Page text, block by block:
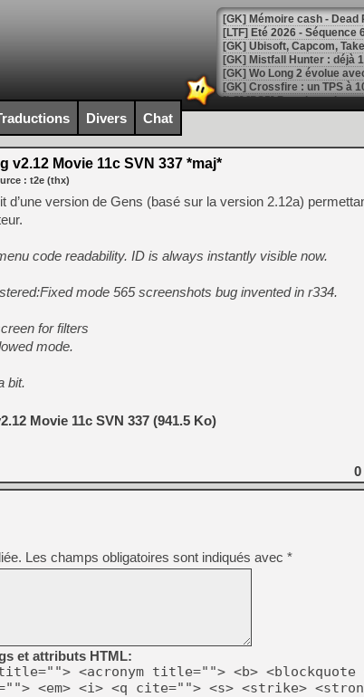
[LTF] Eté 2026 - Séquence
[GK] Mistfall Hunter : déjà
[GK] Wo Long 2 évolue
[GK] Crossfire : un TPS à
[LS] [PS5] Premiers
[Mo5] DOOM arrive en
[GK] Bethesda fête les 30
[GK] Roblox : l'action en
[GK] Agenda - GeForce
[GK] Devolver Digital en a
[LS] [PS5] ps5-y2jb-
[GK] Pourquoi Marvel
[GK] Test : Restory : Chill
[GK] GTA 6 : Rockstar
[GK] Hot Wheels Infinite
[GK] Mémoire cash -
[GK] Résultats Nintendo :
[GK] Déjà des
[Mo5] Brickboy cherche à
[GK] Minecraft et ses «
[GK] Beast of
[GK] Ubisoft : fin de partie
[GK] Mémoire cash -
[GK] Dan Houser (GTA)
[GK] Comment EA Sports
[GK] Crimson Moon : un
[GK] Isle of Reveries : le
[GK] Moonlighter 2 : The
[GK] Capcom relance
[GK] Guillermo del Toro
Divers Chat
v2.12 Movie 11c SVN 337 *maj*
: t2e (thx)
d’une version de Gens (basé sur la version 2.12a)
code readability. ID is always instantly visible now.
mode 565 screenshots bug invented in r334.
for filters
mode.
bit.
Movie 11c SVN 337 (941.5 Ko)
0
Les champs obligatoires sont indiqués avec *
et attributs HTML:
<acronym title=""> <b> <blockquote
<em> <i> <q cite=""> <s> <strike>